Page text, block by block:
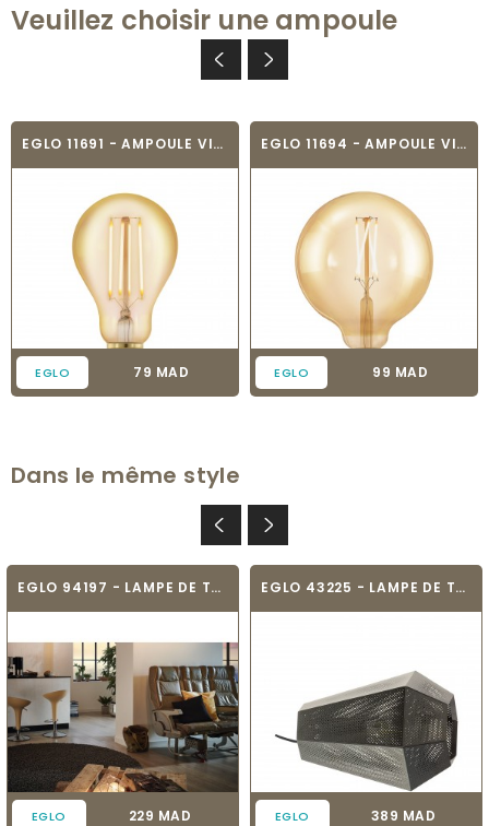
Veuillez choisir une ampoule
EGLO 11691 - AMPOULE VINTAGE LED - LED_E27
EGLO Prix
79 MAD
EGLO 11694 - AMPOULE VINTAGE LED - LED_E27
EGLO Prix
99 MAD
Dans le même style
EGLO 94197 - LAMPE DE TABLE VINTAGE - TARBES
EGLO Prix
229 MAD
EGLO 43225 - LAMPE DE TABLE VINTAGE -...
EGLO Prix
389 MAD